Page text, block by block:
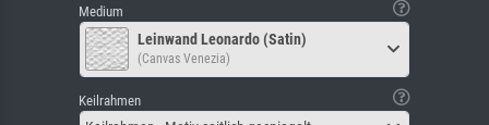
Medium
Leinwand Leonardo (Satin)
(Canvas Venezia)
Keilrahmen